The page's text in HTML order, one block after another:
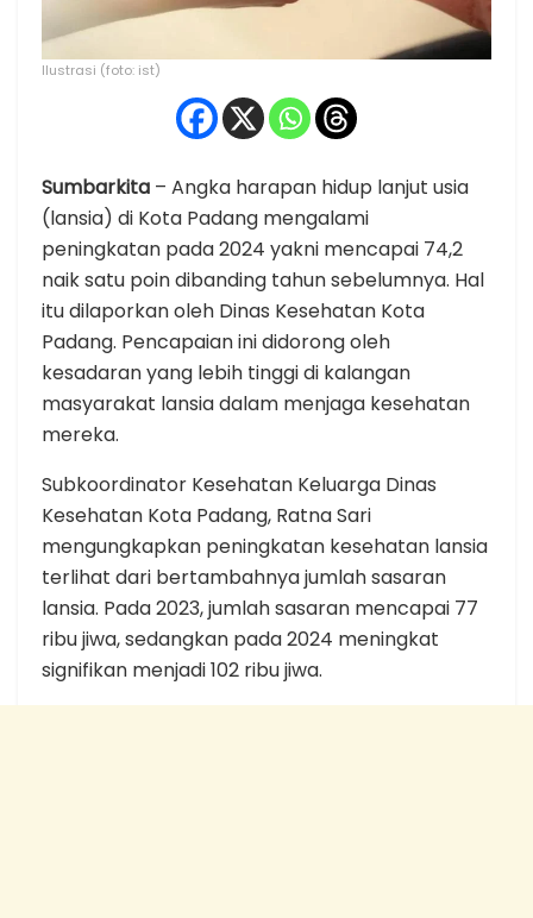
Ilustrasi (foto: ist)
Sumbarkita – Angka harapan hidup lanjut usia
(lansia) di Kota Padang mengalami
peningkatan pada 2024 yakni mencapai 74,2
naik satu poin dibanding tahun sebelumnya. Hal
itu dilaporkan oleh Dinas Kesehatan Kota
Padang. Pencapaian ini didorong oleh
kesadaran yang lebih tinggi di kalangan
masyarakat lansia dalam menjaga kesehatan
mereka.
Subkoordinator Kesehatan Keluarga Dinas
Kesehatan Kota Padang, Ratna Sari
mengungkapkan peningkatan kesehatan lansia
terlihat dari bertambahnya jumlah sasaran
lansia. Pada 2023, jumlah sasaran mencapai 77
ribu jiwa, sedangkan pada 2024 meningkat
signifikan menjadi 102 ribu jiwa.